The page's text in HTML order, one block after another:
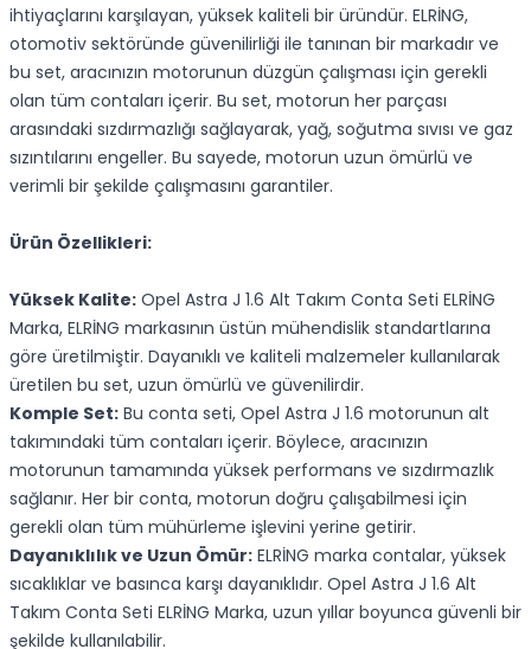
ihtiyaçlarını karşılayan, yüksek kaliteli bir üründür. ELRİNG,
otomotiv sektöründe güvenilirliği ile tanınan bir markadır ve
bu set, aracınızın motorunun düzgün çalışması için gerekli
olan tüm contaları içerir. Bu set, motorun her parçası
arasındaki sızdırmazlığı sağlayarak, yağ, soğutma sıvısı ve gaz
sızıntılarını engeller. Bu sayede, motorun uzun ömürlü ve
verimli bir şekilde çalışmasını garantiler.
Ürün Özellikleri:
Yüksek Kalite: Opel Astra J 1.6 Alt Takım Conta Seti ELRİNG
Marka, ELRİNG markasının üstün mühendislik standartlarına
göre üretilmiştir. Dayanıklı ve kaliteli malzemeler kullanılarak
üretilen bu set, uzun ömürlü ve güvenilirdir.
Komple Set: Bu conta seti, Opel Astra J 1.6 motorunun alt
takımındaki tüm contaları içerir. Böylece, aracınızın
motorunun tamamında yüksek performans ve sızdırmazlık
sağlanır. Her bir conta, motorun doğru çalışabilmesi için
gerekli olan tüm mühürleme işlevini yerine getirir.
Dayanıklılık ve Uzun Ömür: ELRİNG marka contalar, yüksek
sıcaklıklar ve basınca karşı dayanıklıdır. Opel Astra J 1.6 Alt
Takım Conta Seti ELRİNG Marka, uzun yıllar boyunca güvenli bir
şekilde kullanılabilir.